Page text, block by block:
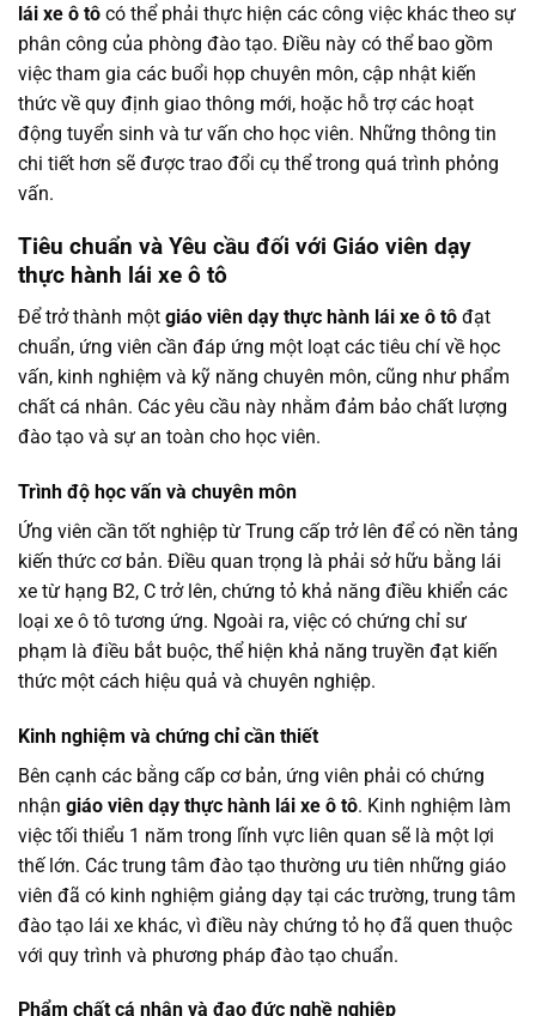
lái xe ô tô có thể phải thực hiện các công việc khác theo sự
phân công của phòng đào tạo. Điều này có thể bao gồm
việc tham gia các buổi họp chuyên môn, cập nhật kiến
thức về quy định giao thông mới, hoặc hỗ trợ các hoạt
động tuyển sinh và tư vấn cho học viên. Những thông tin
chi tiết hơn sẽ được trao đổi cụ thể trong quá trình phỏng
vấn.
Tiêu chuẩn và Yêu cầu đối với Giáo viên dạy
thực hành lái xe ô tô
Để trở thành một giáo viên dạy thực hành lái xe ô tô đạt
chuẩn, ứng viên cần đáp ứng một loạt các tiêu chí về học
vấn, kinh nghiệm và kỹ năng chuyên môn, cũng như phẩm
chất cá nhân. Các yêu cầu này nhằm đảm bảo chất lượng
đào tạo và sự an toàn cho học viên.
Trình độ học vấn và chuyên môn
Ứng viên cần tốt nghiệp từ Trung cấp trở lên để có nền tảng
kiến thức cơ bản. Điều quan trọng là phải sở hữu bằng lái
xe từ hạng B2, C trở lên, chứng tỏ khả năng điều khiển các
loại xe ô tô tương ứng. Ngoài ra, việc có chứng chỉ sư
phạm là điều bắt buộc, thể hiện khả năng truyền đạt kiến
thức một cách hiệu quả và chuyên nghiệp.
Kinh nghiệm và chứng chỉ cần thiết
Bên cạnh các bằng cấp cơ bản, ứng viên phải có chứng
nhận giáo viên dạy thực hành lái xe ô tô. Kinh nghiệm làm
việc tối thiểu 1 năm trong lĩnh vực liên quan sẽ là một lợi
thế lớn. Các trung tâm đào tạo thường ưu tiên những giáo
viên đã có kinh nghiệm giảng dạy tại các trường, trung tâm
đào tạo lái xe khác, vì điều này chứng tỏ họ đã quen thuộc
với quy trình và phương pháp đào tạo chuẩn.
Phẩm chất cá nhân và đạo đức nghề nghiệp